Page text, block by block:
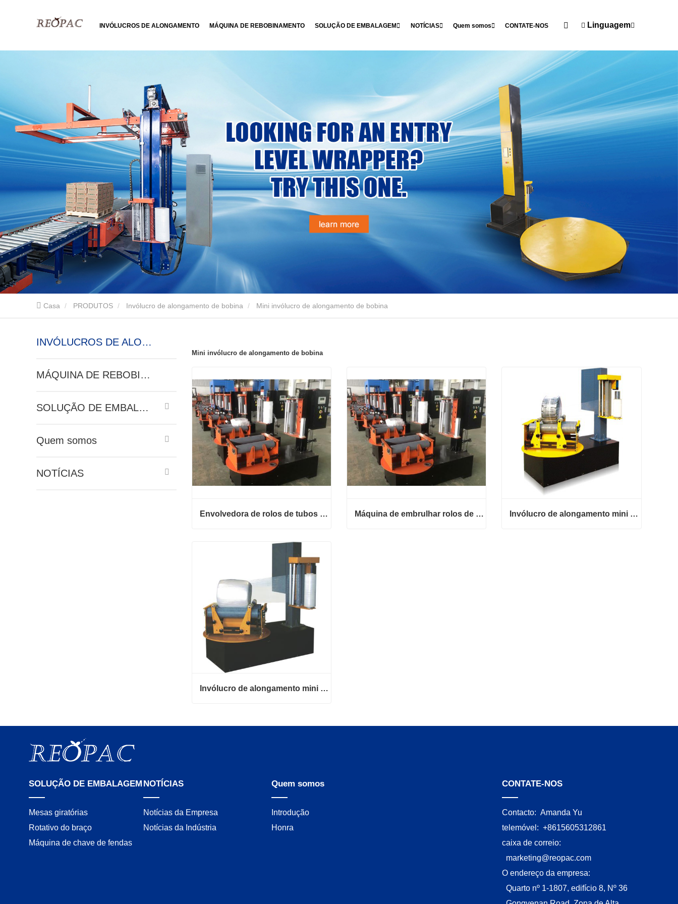
INVÓLUCROS DE ALONGAMENTO MÁQUINA DE REBOBINAMENTO SOLUÇÃO DE EMBALAGEM NOTÍCIAS Quem somos CONTATE-NOS Linguagem
Casa PRODUTOS Invólucro de alongamento de bobina Mini invólucro de alongamento de bobina
INVÓLUCROS DE ALONGAMENTO
MÁQUINA DE REBOBINAMENTO
SOLUÇÃO DE EMBALAGEM
Quem somos
NOTÍCIAS
Mini invólucro de alongamento de bobina
Envolvedora de rolos de tubos de plástico Máquina de embrulhar rolos de tubos de irrigação Invólucro de alongamento mini rolo
Invólucro de alongamento mini bobina
Contate agora
SOLUÇÃO DE EMBALAGEM
Mesas giratórias
Rotativo do braço
Máquina de chave de fendas
NOTÍCIAS
Notícias da Empresa
Notícias da Indústria
Quem somos
Introdução
Honra
CONTATE-NOS
Contacto: Amanda Yu
telemóvel: +8615605312861
caixa de correio:
marketing@reopac.com
O endereço da empresa:
Quarto nº 1-1807, edifício 8, Nº 36